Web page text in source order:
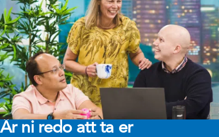
Är ni redo att ta er